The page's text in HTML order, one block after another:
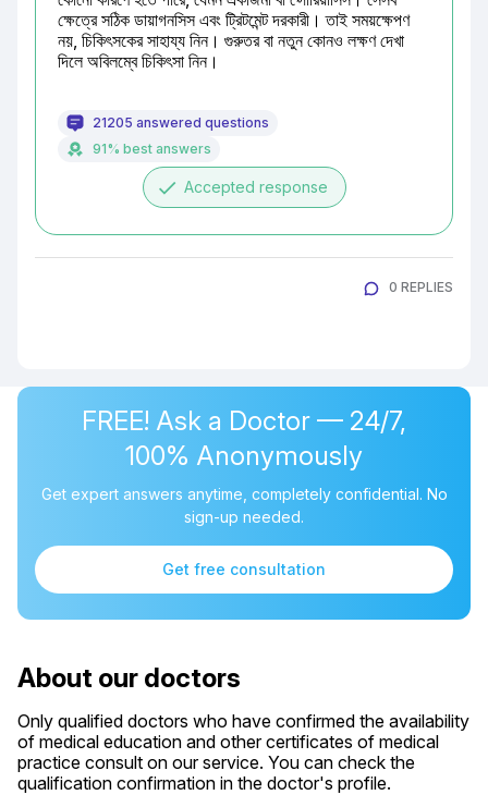
ক্ষেত্রে সঠিক ডায়াগনসিস এবং ট্রিটমেন্ট দরকারী। তাই সময়ক্ষেপণ
নয়, চিকিৎসকের সাহায্য নিন। গুরুতর বা নতুন কোনও লক্ষণ দেখা
দিলে অবিলম্বে চিকিৎসা নিন।
21205 answered questions
91% best answers
done Accepted response
0 REPLIES
FREE! Ask a Doctor — 24/7,
100% Anonymously
Get expert answers anytime, completely confidential. No
sign-up needed.
Get free consultation
About our doctors
Only qualified doctors who have confirmed the availability
of medical education and other certificates of medical
practice consult on our service. You can check the
qualification confirmation in the doctor's profile.